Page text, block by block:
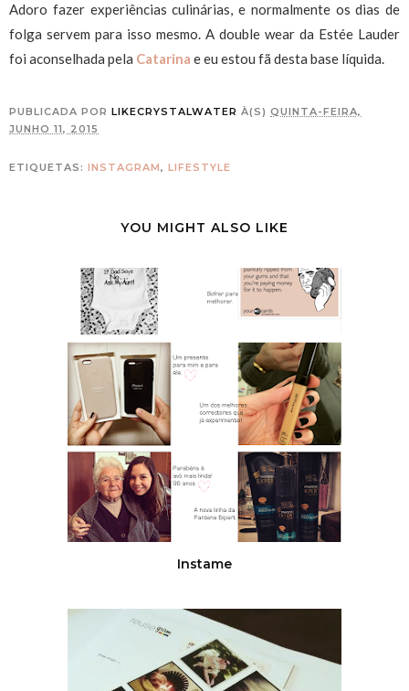
Adoro fazer experiências culinárias, e normalmente os dias de
folga servem para isso mesmo. A double wear da Estée Lauder
foi aconselhada pela Catarina e eu estou fã desta base líquida.
PUBLICADA POR LIKECRYSTALWATER À(S) QUINTA-FEIRA,
JUNHO 11, 2015
ETIQUETAS: INSTAGRAM, LIFESTYLE
YOU MIGHT ALSO LIKE
Instame